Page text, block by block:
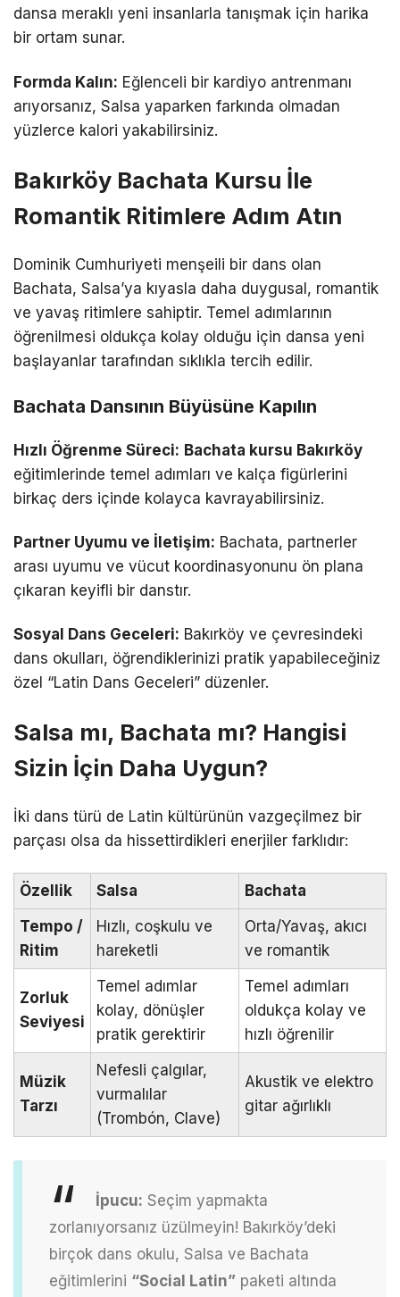
dansa meraklı yeni insanlarla tanışmak için harika
bir ortam sunar.
Formda Kalın: Eğlenceli bir kardiyo antrenmanı
arıyorsanız, Salsa yaparken farkında olmadan
yüzlerce kalori yakabilirsiniz.
Bakırköy Bachata Kursu İle
Romantik Ritimlere Adım Atın
Dominik Cumhuriyeti menşeili bir dans olan
Bachata, Salsa’ya kıyasla daha duygusal, romantik
ve yavaş ritimlere sahiptir. Temel adımlarının
öğrenilmesi oldukça kolay olduğu için dansa yeni
başlayanlar tarafından sıklıkla tercih edilir.
Bachata Dansının Büyüsüne Kapılın
Hızlı Öğrenme Süreci: Bachata kursu Bakırköy
eğitimlerinde temel adımları ve kalça figürlerini
birkaç ders içinde kolayca kavrayabilirsiniz.
Partner Uyumu ve İletişim: Bachata, partnerler
arası uyumu ve vücut koordinasyonunu ön plana
çıkaran keyifli bir danstır.
Sosyal Dans Geceleri: Bakırköy ve çevresindeki
dans okulları, öğrendiklerinizi pratik yapabileceğiniz
özel “Latin Dans Geceleri” düzenler.
Salsa mı, Bachata mı? Hangisi
Sizin İçin Daha Uygun?
İki dans türü de Latin kültürünün vazgeçilmez bir
parçası olsa da hissettirdikleri enerjiler farklıdır:
Özellik Salsa
Bachata
Tempo /
Ritim
Hızlı, coşkulu ve
hareketli
Orta/Yavaş, akıcı
ve romantik
Zorluk
Seviyesi
Temel adımlar
kolay, dönüşler
pratik gerektirir
Temel adımları
oldukça kolay ve
hızlı öğrenilir
Müzik
Tarzı
Nefesli çalgılar,
vurmalılar
(Trombón, Clave)
Akustik ve elektro
gitar ağırlıklı
İpucu: Seçim yapmakta
zorlanıyorsanız üzülmeyin! Bakırköy’deki
birçok dans okulu, Salsa ve Bachata
eğitimlerini “Social Latin” paketi altında